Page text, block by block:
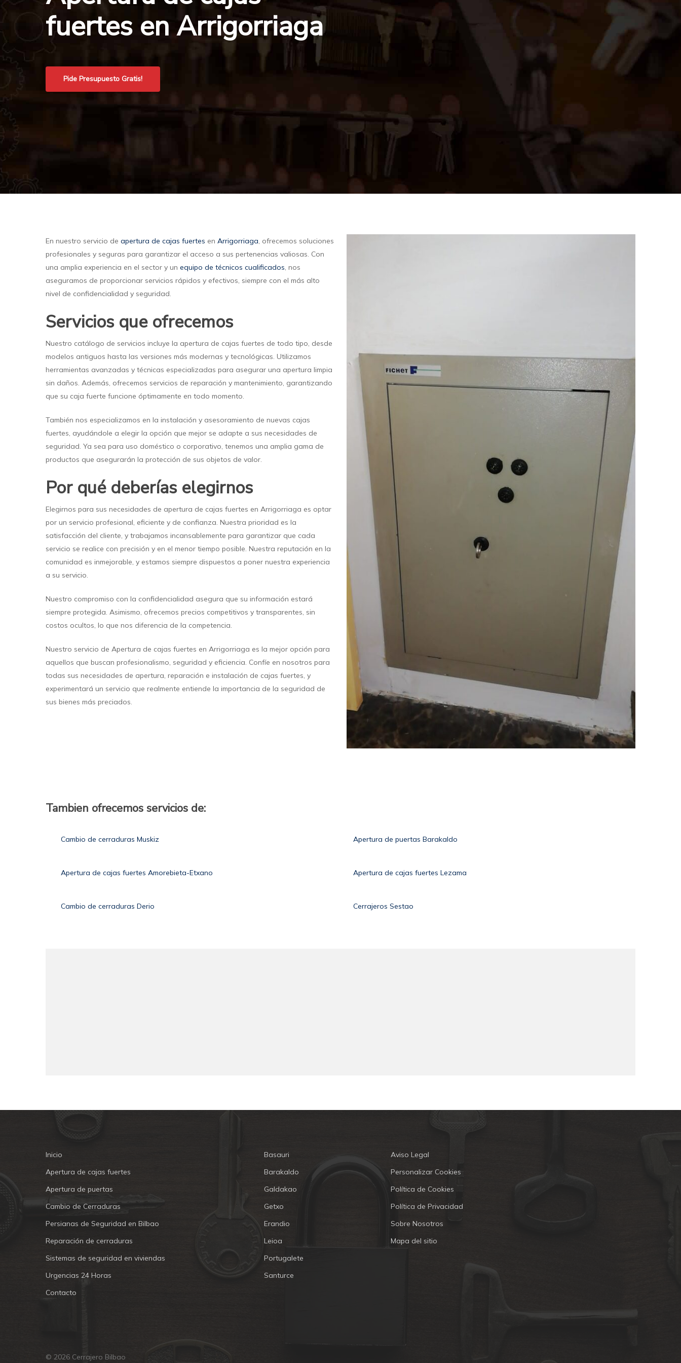
fuertes en Arrigorriaga
Pide Presupuesto Gratis!
En nuestro servicio deapertura de cajas fuertes enArrigorriaga, ofrecemos soluciones
profesionales y seguras para garantizar el acceso a sus pertenencias valiosas. Con
una amplia experiencia en el sector y unequipo de técnicos cualificados, nos
aseguramos de proporcionar servicios rápidos y efectivos, siempre con el más alto
nivel de confidencialidad y seguridad.
Servicios que ofrecemos
Nuestro catálogo de servicios incluye la apertura de cajas fuertes de todo tipo, desde
modelos antiguos hasta las versiones más modernas y tecnológicas. Utilizamos
herramientas avanzadas y técnicas especializadas para asegurar una apertura limpia
sin daños. Además, ofrecemos servicios de reparación y mantenimiento, garantizando
que su caja fuerte funcione óptimamente en todo momento.
También nos especializamos en la instalación y asesoramiento de nuevas cajas
fuertes, ayudándole a elegir la opción que mejor se adapte a sus necesidades de
seguridad. Ya sea para uso doméstico o corporativo, tenemos una amplia gama de
productos que asegurarán la protección de sus objetos de valor.
Por qué deberías elegirnos
Elegirnos para sus necesidades de apertura de cajas fuertes en Arrigorriaga es optar
por un servicio profesional, eficiente y de confianza. Nuestra prioridad es la
satisfacción del cliente, y trabajamos incansablemente para garantizar que cada
servicio se realice con precisión y en el menor tiempo posible. Nuestra reputación en la
comunidad es inmejorable, y estamos siempre dispuestos a poner nuestra experiencia
a su servicio.
Nuestro compromiso con la confidencialidad asegura que su información estará
siempre protegida. Asimismo, ofrecemos precios competitivos y transparentes, sin
costos ocultos, lo que nos diferencia de la competencia.
Nuestro servicio de Apertura de cajas fuertes en Arrigorriaga es la mejor opción para
aquellos que buscan profesionalismo, seguridad y eficiencia. Confíe en nosotros para
todas sus necesidades de apertura, reparación e instalación de cajas fuertes, y
experimentará un servicio que realmente entiende la importancia de la seguridad de
sus bienes más preciados.
Tambien ofrecemos servicios de:
Cambio de cerraduras Muskiz Apertura de puertas Barakaldo
Apertura de cajas fuertes Amorebieta-Etxano Apertura de cajas fuertes Lezama
Cambio de cerraduras Derio Cerrajeros Sestao
Inicio
Apertura de cajas fuertes
Apertura de puertas
Cambio de Cerraduras
Persianas de Seguridad en Bilbao
Reparación de cerraduras
Sistemas de seguridad en viviendas
Urgencias 24 Horas
Contacto
Basauri
Barakaldo
Galdakao
Getxo
Erandio
Leioa
Portugalete
Santurce
Aviso Legal
Personalizar Cookies
Política de Cookies
Política de Privacidad
Sobre Nosotros
Mapa del sitio
© 2026 Cerrajero Bilbao